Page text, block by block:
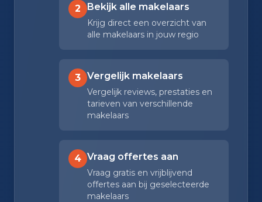
2 Bekijk alle makelaars
Krijg direct een overzicht van
alle makelaars in jouw regio
3 Vergelijk makelaars
Vergelijk reviews, prestaties en
tarieven van verschillende
makelaars
4 Vraag offertes aan
Vraag gratis en vrijblijvend
offertes aan bij geselecteerde
makelaars